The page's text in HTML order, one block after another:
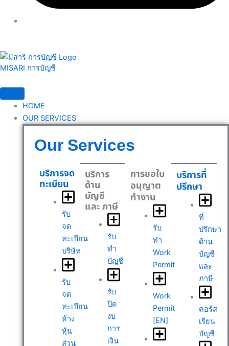
MISARI การบัญชี
HOME
OUR SERVICES
Our Services
บริการจด
ทะเบียน
รับ
จด
ทะเบียน
บริษัท
รับ
จด
ทะเบียน
ห้าง
หุ้น
ส่วน
บริการ
ด้าน
บัญชี
และ ภาษี
รับ
ทำ
บัญชี
รับ
ปิด
งบ
การ
เงิน
การขอใบ
อนุญาต
ทำงาน
รับ
ทำ
Work
Permit
Work
Permit
[EN]
บริการที่
ปรึกษา
ที่
ปรึกษา
ด้าน
บัญชี
และ
ภาษี
คอร์ส
เรียน
บัญชี